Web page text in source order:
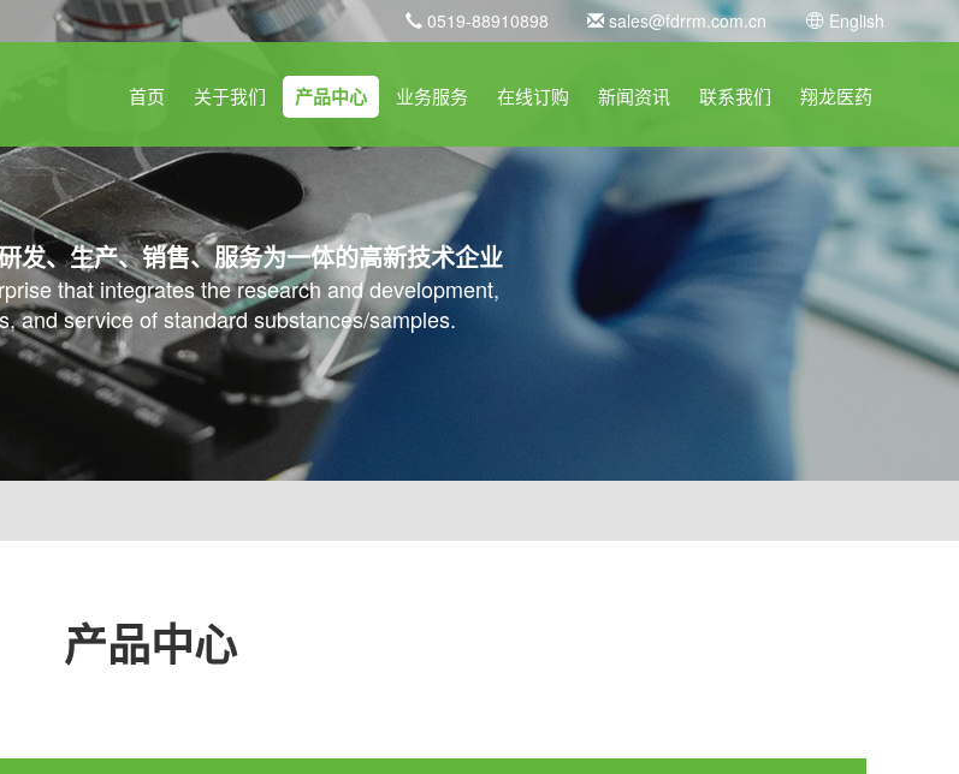
0519-88910898 sales@fdrrm.com.cn English
首页 关于我们 产品中心 业务服务 在线订购 新闻资讯 联系我们 翔龙医药
发、生产、销售、服务为一体的高新技术企业
that integrates the research and development,
and service of standard substances/samples.
产品中心